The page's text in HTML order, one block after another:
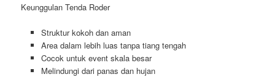
Keunggulan Tenda Roder
Struktur kokoh dan aman
Area dalam lebih luas tanpa tiang tengah
Cocok untuk event skala besar
Melindungi dari panas dan hujan